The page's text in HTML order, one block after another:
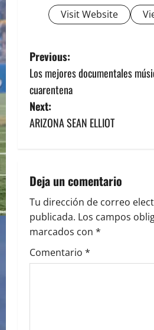
Visit Website
P
o
s
t
a
v
i
g
Previous:
Los mejores documentales
cuarentena
Next:
ARIZONA SEAN ELLIOT
Deja un comentario
Tu dirección de correo
publicada. Los campos
marcados con *
Comentario *